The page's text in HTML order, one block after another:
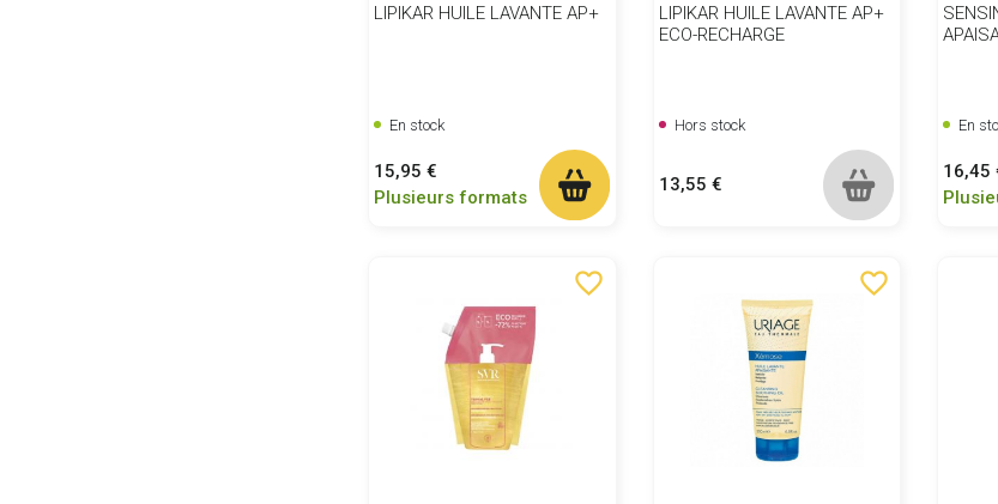
LIPIKAR HUILE LAVANTE AP+
En stock
Prix
15,95 €
Plusieurs formats
LIPIKAR HUILE LAVANTE AP+
ECO-RECHARGE
Hors stock
Prix
13,55 €
En
Prix
16,45
favorite_border favorite_border